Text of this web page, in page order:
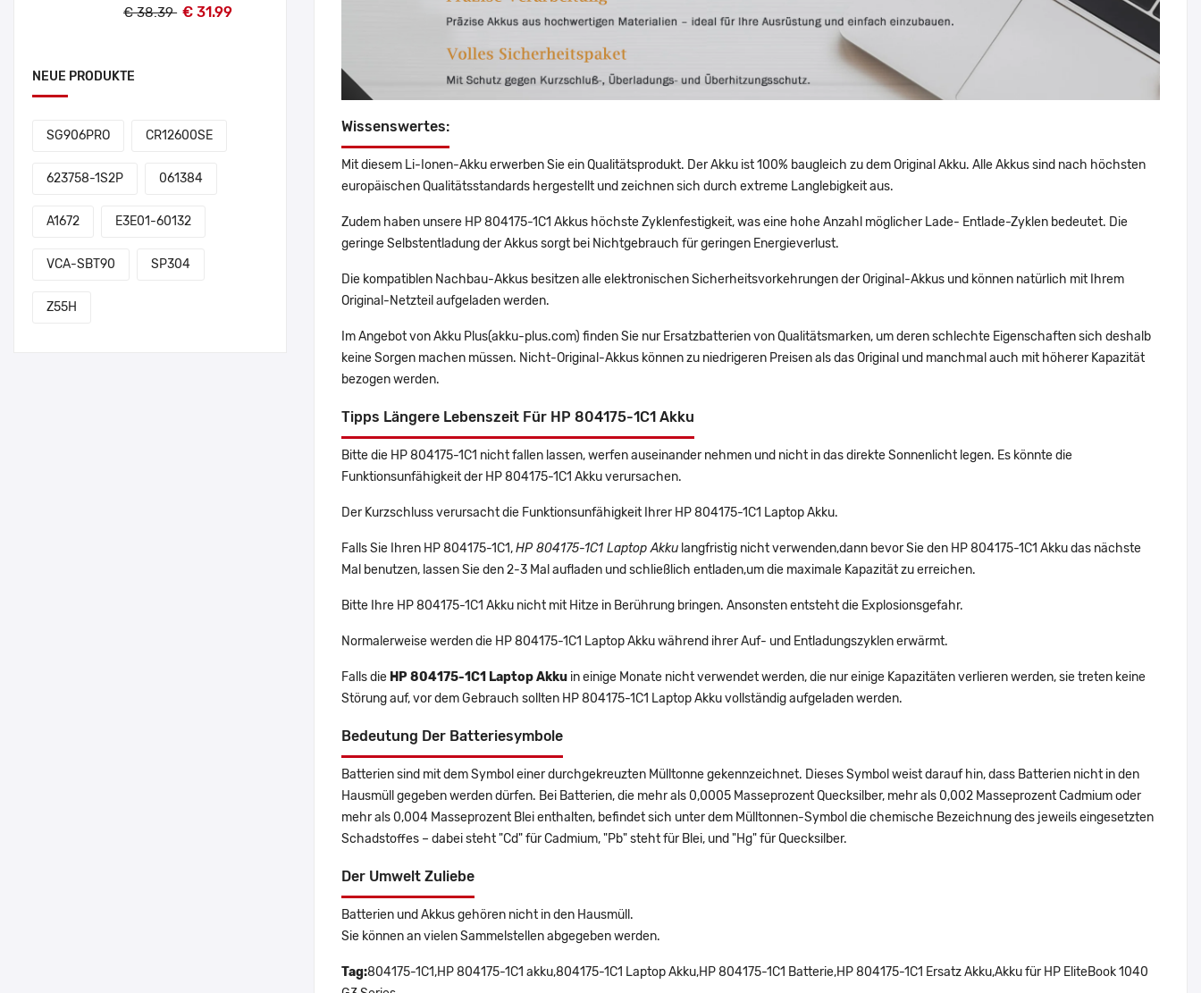
€ 38.39 € 31.99
NEUE PRODUKTE
SG906PRO CR12600SE
623758-1S2P 061384
A1672 E3E01-60132
VCA-SBT90 SP304
Z55H
Wissenswertes:
Mit diesem Li-Ionen-Akku erwerben Sie ein Qualitätsprodukt. Der Akku ist 100% baugleich zu dem Original Akku. Alle Akkus sind nach höchsten
europäischen Qualitätsstandards hergestellt und zeichnen sich durch extreme Langlebigkeit aus.
Zudem haben unsere HP 804175-1C1 Akkus höchste Zyklenfestigkeit, was eine hohe Anzahl möglicher Lade- Entlade-Zyklen bedeutet. Die
geringe Selbstentladung der Akkus sorgt bei Nichtgebrauch für geringen Energieverlust.
Die kompatiblen Nachbau-Akkus besitzen alle elektronischen Sicherheitsvorkehrungen der Original-Akkus und können natürlich mit Ihrem
Original-Netzteil aufgeladen werden.
Im Angebot von Akku Plus(akku-plus.com) finden Sie nur Ersatzbatterien von Qualitätsmarken, um deren schlechte Eigenschaften sich deshalb
keine Sorgen machen müssen. Nicht-Original-Akkus können zu niedrigeren Preisen als das Original und manchmal auch mit höherer Kapazität
bezogen werden.
Tipps Längere Lebenszeit Für HP 804175-1C1 Akku
Bitte die HP 804175-1C1 nicht fallen lassen, werfen auseinander nehmen und nicht in das direkte Sonnenlicht legen. Es könnte die
Funktionsunfähigkeit der HP 804175-1C1 Akku verursachen.
Der Kurzschluss verursacht die Funktionsunfähigkeit Ihrer HP 804175-1C1 Laptop Akku.
Falls Sie Ihren HP 804175-1C1,HP 804175-1C1 Laptop Akku langfristig nicht verwenden,dann bevor Sie den HP 804175-1C1 Akku das nächste
Mal benutzen, lassen Sie den 2-3 Mal aufladen und schließlich entladen,um die maximale Kapazität zu erreichen.
Bitte Ihre HP 804175-1C1 Akku nicht mit Hitze in Berührung bringen. Ansonsten entsteht die Explosionsgefahr.
Normalerweise werden die HP 804175-1C1 Laptop Akku während ihrer Auf- und Entladungszyklen erwärmt.
Falls die HP 804175-1C1 Laptop Akku in einige Monate nicht verwendet werden, die nur einige Kapazitäten verlieren werden, sie treten keine
Störung auf, vor dem Gebrauch sollten HP 804175-1C1 Laptop Akku vollständig aufgeladen werden.
Bedeutung Der Batteriesymbole
Batterien sind mit dem Symbol einer durchgekreuzten Mülltonne gekennzeichnet. Dieses Symbol weist darauf hin, dass Batterien nicht in den
Hausmüll gegeben werden dürfen. Bei Batterien, die mehr als 0,0005 Masseprozent Quecksilber, mehr als 0,002 Masseprozent Cadmium oder
mehr als 0,004 Masseprozent Blei enthalten, befindet sich unter dem Mülltonnen-Symbol die chemische Bezeichnung des jeweils eingesetzten
Schadstoffes – dabei steht "Cd" für Cadmium, "Pb" steht für Blei, und "Hg" für Quecksilber.
Der Umwelt Zuliebe
Batterien und Akkus gehören nicht in den Hausmüll.
Sie können an vielen Sammelstellen abgegeben werden.
Tag:804175-1C1,HP 804175-1C1 akku,804175-1C1 Laptop Akku,HP 804175-1C1 Batterie,HP 804175-1C1 Ersatz Akku,Akku für HP EliteBook 1040